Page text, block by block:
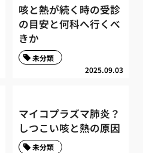
咳と熱が続く時の受診
の目安と何科へ行くべ
きか
2025.09.03
未分類
マイコプラズマ肺炎？
しつこい咳と熱の原因
未分類